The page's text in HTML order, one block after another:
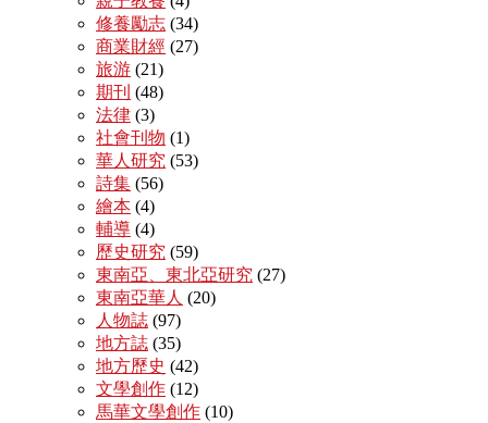
修養勵志 (34)
商業財經 (27)
旅游 (21)
期刊 (48)
法律 (3)
社會刊物 (1)
華人研究 (53)
詩集 (56)
繪本 (4)
輔導 (4)
歷史研究 (59)
東南亞、東北亞研究 (27)
東南亞華人 (20)
人物誌 (97)
地方誌 (35)
地方歷史 (42)
文學創作 (12)
馬華文學創作 (10)